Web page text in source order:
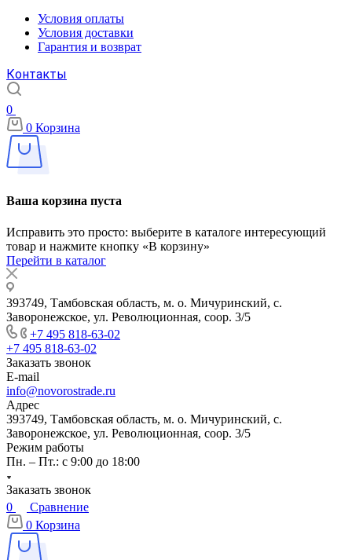
Условия оплаты
Условия доставки
Гарантия и возврат
Контакты
0
0 Корзина
Ваша корзина пуста
Исправить это просто: выберите в каталоге интересующий
товар и нажмите кнопку «В корзину»
Перейти в каталог
393749, Тамбовская область, м. о. Мичуринский, с.
Заворонежское, ул. Революционная, соор. 3/5
+7 495 818-63-02
+7 495 818-63-02
Заказать звонок
E-mail
info@novorostrade.ru
Адрес
393749, Тамбовская область, м. о. Мичуринский, с.
Заворонежское, ул. Революционная, соор. 3/5
Режим работы
Пн. – Пт.: с 9:00 до 18:00
Заказать звонок
0
Сравнение
0 Корзина